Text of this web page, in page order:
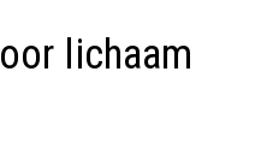
lichaam